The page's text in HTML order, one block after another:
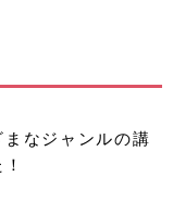
なジャンルの講